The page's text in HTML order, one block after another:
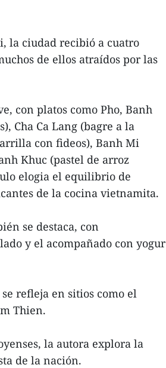
la ciudad recibió a cuatro
de ellos atraídos por las
con platos como Pho, Banh
Cha Ca Lang (bagre a la
con fideos), Banh Mi
Khuc (pastel de arroz
elogia el equilibrio de
de la cocina vietnamita.
se destaca, con
y el acompañado con yogur
refleja en sitios como el
Thien.
la autora explora la
de la nación.